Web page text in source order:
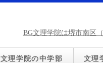
BG文理学院は堺市南区
文理学院の中学部 文理